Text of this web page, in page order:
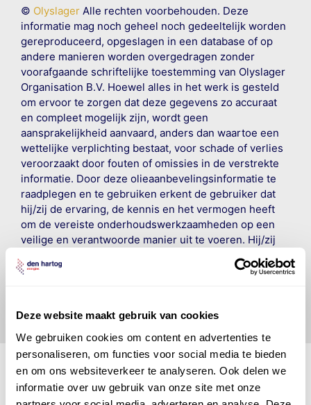
Deze website maakt gebruik van cookies
We gebruiken cookies om content en advertenties te
personaliseren, om functies voor social media te bieden
en om ons websiteverkeer te analyseren. Ook delen we
informatie over uw gebruik van onze site met onze
© OlyslagerAlle rechten voorbehouden. Deze
informatie mag noch geheel noch gedeeltelijk worden
gereproduceerd, opgeslagen in een database of op
andere manieren worden overgedragen zonder
voorafgaande schriftelijke toestemming van Olyslager
Organisation B.V. Hoewel alles in het werk is gesteld
om ervoor te zorgen dat deze gegevens zo accuraat
en compleet mogelijk zijn, wordt geen
aansprakelijkheid aanvaard, anders dan waartoe een
wettelijke verplichting bestaat, voor schade of verlies
veroorzaakt door fouten of omissies in de verstrekte
informatie. Door deze olieaanbevelingsinformatie te
raadplegen en te gebruiken erkent de gebruiker dat
hij/zij de ervaring, de kennis en het vermogen heeft
om de vereiste onderhoudswerkzaamheden op een
veilige en verantwoorde manier uit te voeren. Hij/zij
Den Hartog
Energies
voor enig verlies, letsel, claim en schade